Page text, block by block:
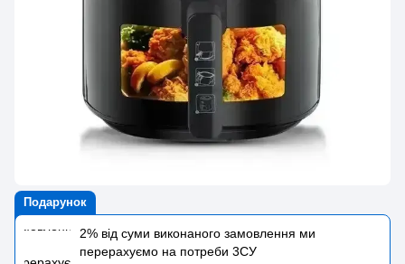
Подарунок
2% від суми виконаного замовлення ми
перерахуємо на потреби 3CУ